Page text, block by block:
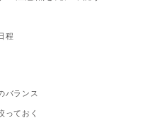
程
バランス
っておく